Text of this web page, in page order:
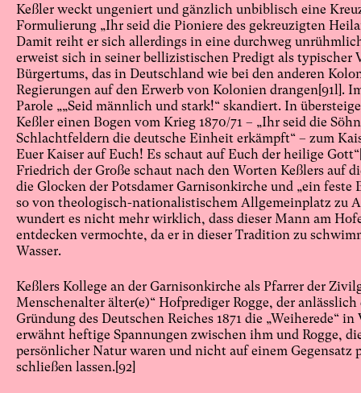
Keßler weckt ungeniert und gänzlich unbiblisch eine
Formulierung „Ihr seid die Pioniere des gekreuzigten
Damit reiht er sich allerdings in eine durchweg
erweist sich in seiner bellizistischen Predigt als typischer
Bürgertums, das in Deutschland wie bei den anderen
Regierungen auf den Erwerb von Kolonien drangen[91l].
Parole „„Seid männlich und stark!“ skandiert. In
Keßler einen Bogen vom Krieg 1870/71 – „Ihr seid die
Schlachtfeldern die deutsche Einheit erkämpft“ – zum
Euer Kaiser auf Euch! Es schaut auf Euch der heilige Gott“
Friedrich der Große schaut nach den Worten Keßlers auf
die Glocken der Potsdamer Garnisonkirche und „ein
so von theologisch-nationalistischem Allgemeinplatz zu
wundert es nicht mehr wirklich, dass dieser Mann am
entdecken vermochte, da er in dieser Tradition zu
Wasser.
Keßlers Kollege an der Garnisonkirche als Pfarrer der
Menschenalter älter(e)“ Hofprediger Rogge, der
Gründung des Deutschen Reiches 1871 die „Weiherede“
erwähnt heftige Spannungen zwischen ihm und Rogge,
persönlicher Natur waren und nicht auf einem
schließen lassen.[92]